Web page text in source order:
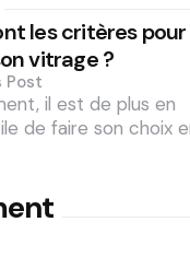
les critères pour
vitrage ?
Post
il est de plus en
de faire son choix